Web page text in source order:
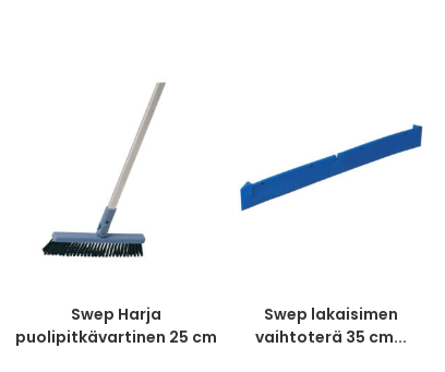
Swep Harja
puolipitkävartinen 25 cm
Swep lakaisimen
vaihtoterä 35 cm...